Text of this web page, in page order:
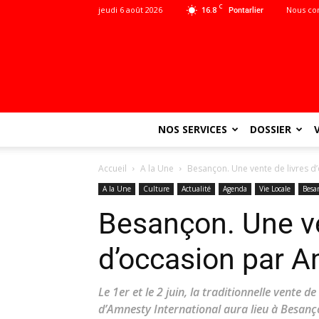
16.8 C Pontarlier
jeudi 6 août 2026 Nous
NOS SERVICES DOSSIER
Accueil A la Une Besançon. Une vente de livres
A la Une Culture Actualité Agenda Vie Locale
Besançon. Une
d’occasion par
Le 1er et le 2 juin, la traditionnelle vente
d’Amnesty International aura lieu à